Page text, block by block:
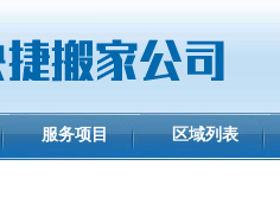
服务项目 区域列表